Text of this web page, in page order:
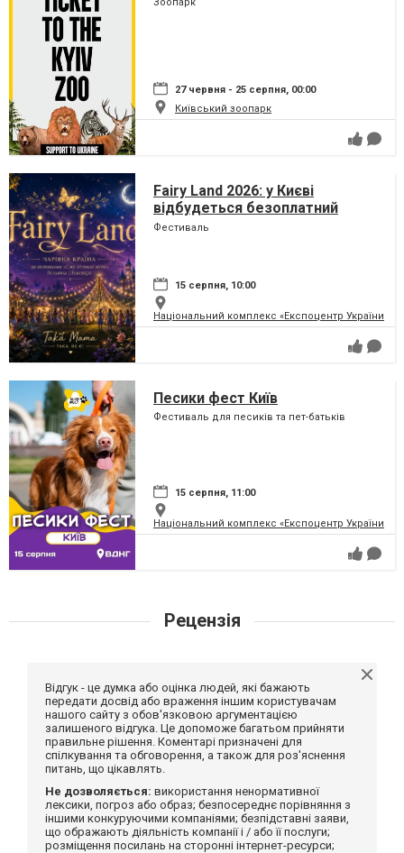
27 червня - 25 серпня, 00:00
Київський зоопарк
Fairy Land 2026: у Києві
відбудеться безоплатний
сімейний фестиваль, який
Фестиваль
15 серпня, 10:00
Національний комплекс «Експоцентр України»
Песики фест Київ
Фестиваль для песиків та пет-батьків
15 серпня, 11:00
Національний комплекс «Експоцентр України»
Рецензія
Відгук - це думка або оцінка людей, які бажають
передати досвід або враження іншим користувачам
нашого сайту з обов'язковою аргументацією
залишеного відгука. Це допоможе багатьом прийняти
правильне рішення. Коментарі призначені для
спілкування та обговорення, а також для роз'яснення
питань, що цікавлять.
Не дозволяється: використання ненормативної
лексики, погроз або образ; безпосереднє порівняння з
іншими конкуруючими компаніями; безпідставні заяви,
що ображають діяльність компанії і / або її послуги;
розміщення посилань на сторонні інтернет-ресурси;